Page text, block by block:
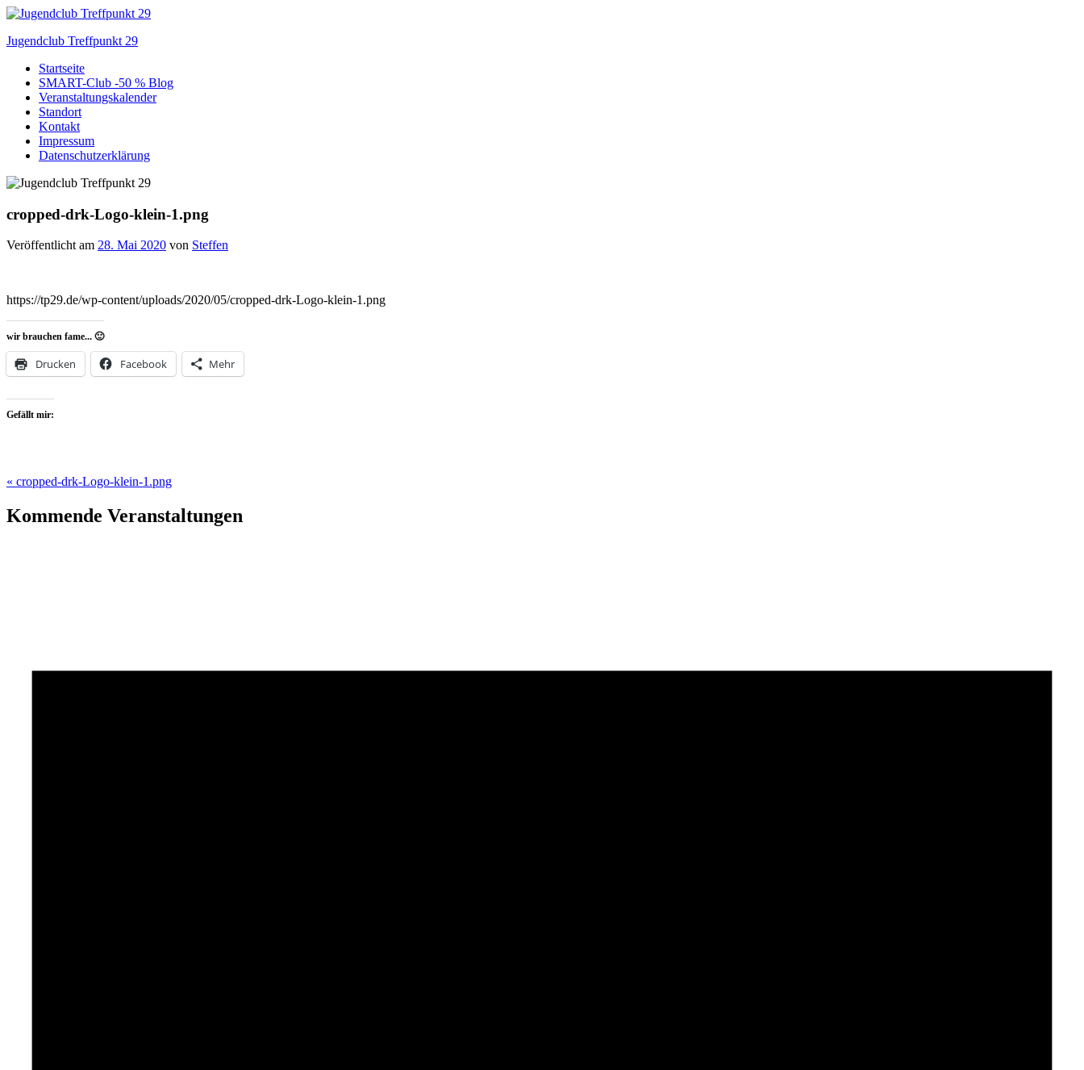
Zum
springen
Jugendclub Treffpunkt 29
Veranstaltungen im Jugendclub
Startseite
SMART-Club -50 % Blog
Veranstaltungskalender
Standort
Kontakt
Impressum
Datenschutzerklärung
cropped-drk-Logo-klein-1.png
Veröffentlicht am 28. Mai 2020 von Steffen
https://tp29.de/wp-content/uploads/2020/05/cropped-drk-Logo-klein-1.png
wir brauchen fame... 🙂
Drucken Facebook Mehr
Gefällt mir:
Beitragsnavigation
« cropped-drk-Logo-klein-1.png
Kommende Veranstaltungen